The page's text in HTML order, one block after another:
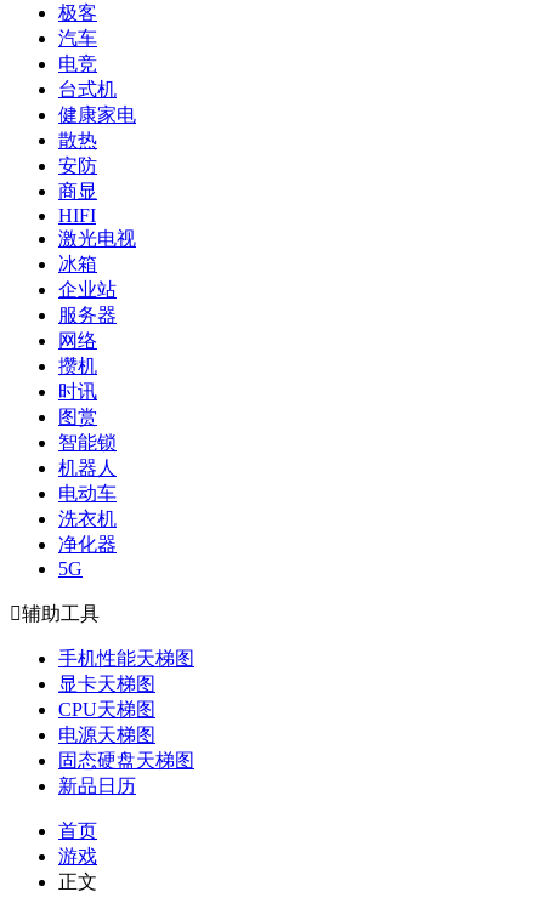
极客
汽车
电竞
台式机
健康家电
散热
安防
商显
HIFI
激光电视
冰箱
企业站
服务器
网络
攒机
时讯
图赏
智能锁
机器人
电动车
洗衣机
净化器
5G
辅助工具
手机性能天梯图
显卡天梯图
CPU天梯图
电源天梯图
固态硬盘天梯图
新品日历
首页
游戏
正文